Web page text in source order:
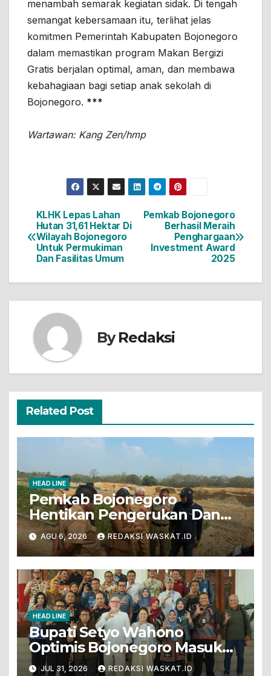
menambah semarak kegiatan sidak. Di tengah
semangat kebersamaan itu, terlihat jelas
komitmen Pemerintah Kabupaten Bojonegoro
dalam memastikan program Makan Bergizi
Gratis berjalan optimal, aman, dan membawa
kebahagiaan bagi setiap anak sekolah di
Bojonegoro. ***
Wartawan: Kang Zen/hmp
Navigasi
pos
Pemkab Bojonegoro
Berhasil Meraih
Penghargaan
Investment Award
2025
KLHK Lepas Lahan
Hutan 31,61 Hektar Di
Wilayah Bojonegoro
Untuk Permukiman
Dan Fasilitas Umum
ByRedaksi
Related Post
HEAD LINE
Pemkab Bojonegoro
Hentikan Pengerukan Dan
Penjualan Tanah Dari Lahan
Pertanian
AGU 6, 2026 REDAKSI WASKAT.ID
HEAD LINE
Bupati Setyo Wahono
Optimis Bojonegoro Masuk
Unesco Global Geopark
JUL 31, 2026 REDAKSI WASKAT.ID